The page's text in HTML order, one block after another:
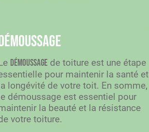
démoussage de toiture est une étape
pour maintenir la santé et
longévité de votre toit. En somme,
démoussage est essentiel pour
la beauté et la résistance
votre toiture.